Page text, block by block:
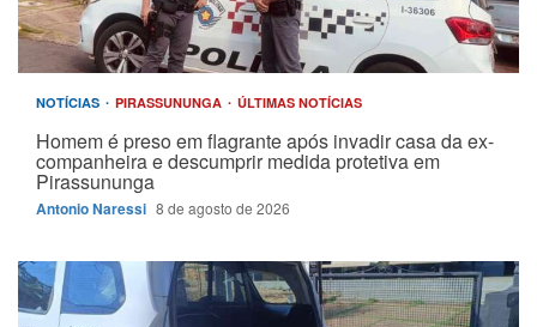
NOTÍCIAS PIRASSUNUNGA ÚLTIMAS NOTÍCIAS
Homem é preso em flagrante após invadir casa da ex-
companheira e descumprir medida protetiva em
Pirassununga
Antonio Naressi 8 de agosto de 2026